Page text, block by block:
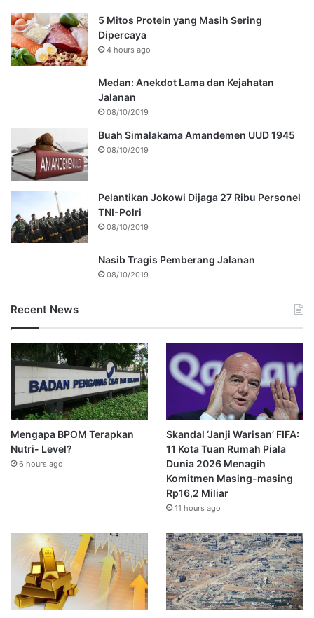
5 Mitos Protein yang Masih Sering
Dipercaya
4 hours ago
Medan: Anekdot Lama dan Kejahatan
Jalanan
08/10/2019
Buah Simalakama Amandemen UUD 1945
08/10/2019
Pelantikan Jokowi Dijaga 27 Ribu Personel
TNI-Polri
08/10/2019
Nasib Tragis Pemberang Jalanan
08/10/2019
Recent News
Mengapa BPOM Terapkan
Nutri- Level?
6 hours ago
Skandal ‘Janji Warisan’ FIFA:
11 Kota Tuan Rumah Piala
Dunia 2026 Menagih
Komitmen Masing-masing
Rp16,2 Miliar
11 hours ago